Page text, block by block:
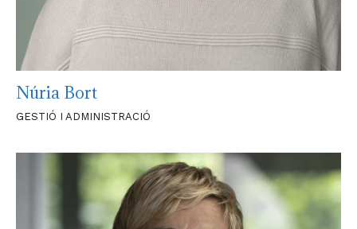
Núria Bort
GESTIÓ I ADMINISTRACIÓ